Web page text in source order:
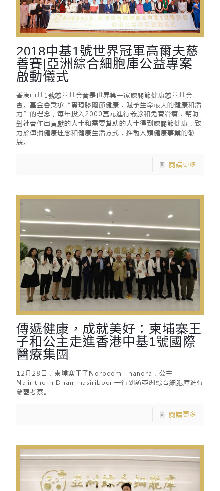
2018中基1號世界冠軍高爾夫慈
善賽|亞洲綜合細胞庫公益專案
啟動儀式
香港中基1號慈善基金會是世界第一家膝關節健康慈善基金
會。基金會秉承“實現膝關節健康，賦予生命最大的健康和活
力”的理念，每年投入2000萬元進行義診和免費治療，幫助
對社會作出貢獻的人士和需要幫助的人士得到膝關節健康，致
力於傳播健康理念和健康生活方式，推動人類健康事業的發
展。
閱讀更多
傳遞健康，成就美好：柬埔寨王
子和公主走進香港中基1號國際
醫療集團
12月28日，柬埔寨王子Norodom Thanora，公主
Nalinthorn Dhammasiriboon一行到訪亞洲綜合細胞庫進行
參觀考察。
閱讀更多